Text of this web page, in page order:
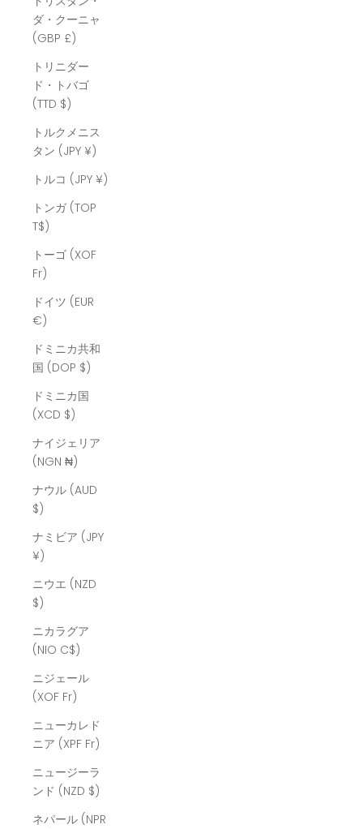
ダ・クーニャ
(GBP £)
トリニダー
ド・トバゴ
(TTD $)
トルクメニス
タン (JPY ¥)
トルコ (JPY ¥)
トンガ (TOP
T$)
トーゴ (XOF
Fr)
ドイツ (EUR
€)
ドミニカ共和
国 (DOP $)
ドミニカ国
(XCD $)
ナイジェリア
(NGN ₦)
ナウル (AUD
$)
ナミビア (JPY
¥)
ニウエ (NZD
$)
ニカラグア
(NIO C$)
ニジェール
(XOF Fr)
ニューカレド
ニア (XPF Fr)
ニュージーラ
ンド (NZD $)
ネパール (NPR